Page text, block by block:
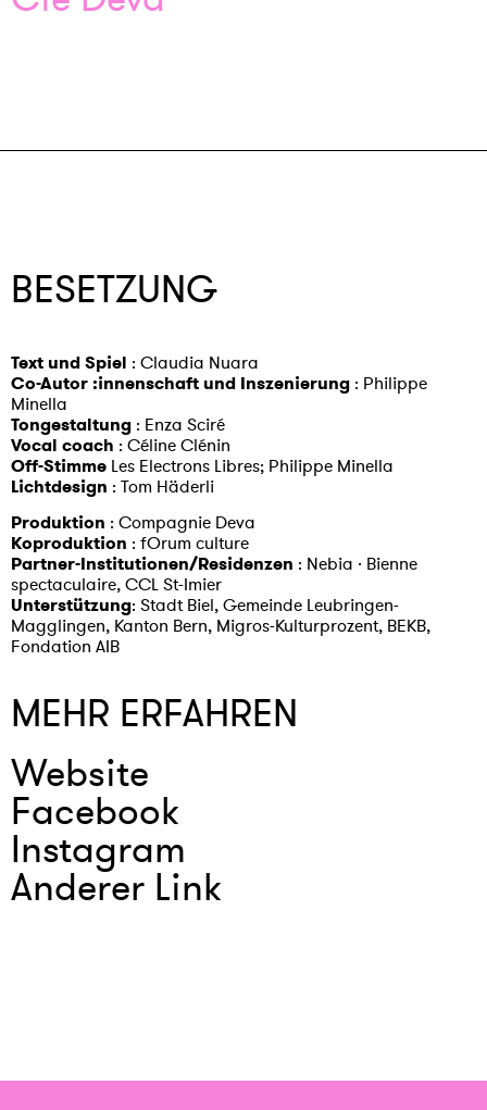
BESETZUNG
Text und Spiel : Claudia Nuara
Co-Autor :innenschaft und Inszenierung : Philippe
Minella
Tongestaltung : Enza Sciré
Vocal coach : Céline Clénin
Off-Stimme Les Electrons Libres; Philippe Minella
Lichtdesign : Tom Häderli
Produktion : Compagnie Deva
Koproduktion : fOrum culture
Partner-Institutionen/Residenzen : Nebia · Bienne
spectaculaire, CCL St-Imier
Unterstützung: Stadt Biel, Gemeinde Leubringen-
Magglingen, Kanton Bern, Migros-Kulturprozent, BEKB,
Fondation AIB
MEHR ERFAHREN
Website
Facebook
Instagram
Anderer Link